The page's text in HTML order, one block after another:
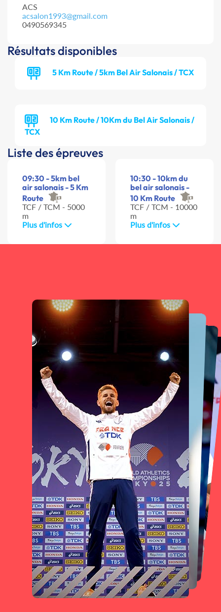
ACS
acsalon1993@gmail.com
0490569345
Résultats disponibles
5 Km Route / 5km Bel Air Salonais / TCX
10 Km Route / 10Km du Bel Air Salonais /
TCX
Liste des épreuves
09:30 - 5km bel
air salonais - 5 Km
Route
TCF / TCM - 5000
m
Plus d'infos
10:30 - 10km du
bel air salonais -
10 Km Route
TCF / TCM - 10000
m
Plus d'infos